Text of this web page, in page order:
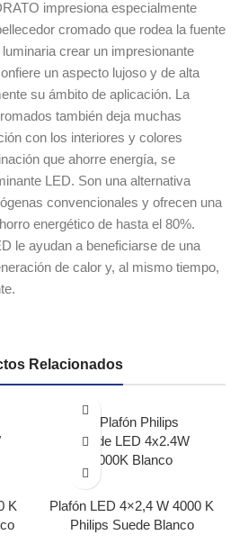
impresiona especialmente
cromado que rodea la fuente
crear un impresionante
un aspecto lujoso y de alta
su ámbito de aplicación. La
también deja muchas
con los interiores y colores
que ahorre energía, se
LED. Son una alternativa
convencionales y ofrecen una
energético de hasta el 80%.
le ayudan a beneficiarse de una
de calor y, al mismo tiempo,
Relacionados
K
Plafón LED 4×2,4 W 4000 K
Philips Suede Blanco